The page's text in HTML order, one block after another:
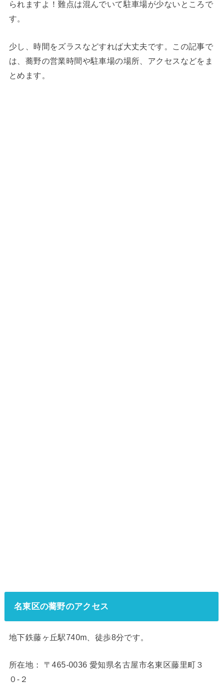
られますよ！難点は混んでいて駐車場が少ないところで
す。
少し、時間をズラスなどすれば大丈夫です。この記事で
は、蕎野の営業時間や駐車場の場所、アクセスなどをま
とめます。
名東区の蕎野のアクセス
地下鉄藤ヶ丘駅740m、徒歩8分です。
所在地： 〒465-0036 愛知県名古屋市名東区藤里町３
０-２